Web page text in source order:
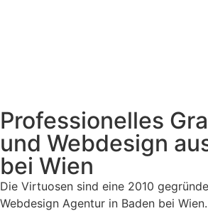
Professionelles
und Webdesign
bei Wien
Die Virtuosen sind eine 2010
Webdesign Agentur in Baden bei